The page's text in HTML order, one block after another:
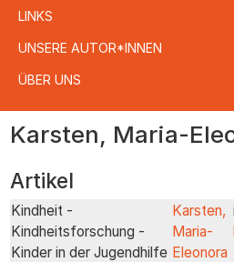
LINKS
UNSERE AUTOR*INNEN
ÜBER UNS
zum
Karsten, Maria-
Artikel
Kindheit -
Kindheitsforschung -
Kinder in der Jugendhilfe
Karsten,
Maria-
Eleonora